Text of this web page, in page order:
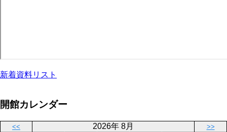
新着資料リスト
開館カレンダー
<< 2026年 8月 >>